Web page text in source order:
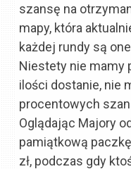
szansę na
mapy, która
każdej rundy są
Niestety nie mamy
ilości dostanie, nie
procentowych
Oglądając Majory
pamiątkową
zł, podczas gdy